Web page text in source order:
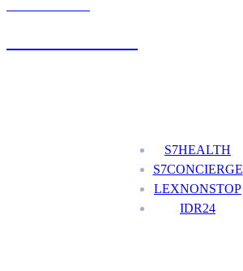
S7HEALTH
S7CONCIERGE
LEXNONSTOP
IDR24